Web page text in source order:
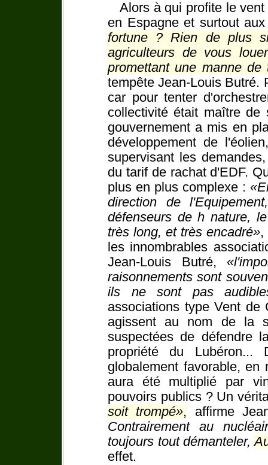
Alors à qui profite le
en Espagne et surtout
fortune ? Rien de plus
agriculteurs de vous
promettant une manne
tempête Jean-Louis Butré.
car pour tenter
collectivité était maître
gouvernement a mis en
développement de
supervisant les
du tarif de rachat d'EDF.
plus en plus complexe :
direction de
défenseurs de h nature,
très long, et très encadré ,
les innombrables
Jean-Louis Butré,
raisonnements sont
ils ne sont pas
associations type Vent
agissent au nom de la
suspectées de défendre
propriété du Lubéron...
globalement favorable, en
aura été multiplié par
pouvoirs publics ? Un
soit trompé , affirme
Contrairement au
toujours tout démanteler,
effet.